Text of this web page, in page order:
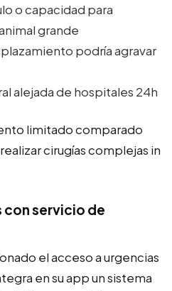
o capacidad para
grande
podría agravar
alejada de hospitales 24h
limitado comparado
cirugías complejas in
servicio de
el acceso a urgencias
en su app un sistema